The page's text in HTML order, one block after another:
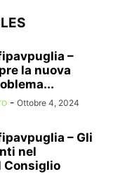
–
la nuova
- Ottobre 4, 2024
– Gli
nel
Consiglio